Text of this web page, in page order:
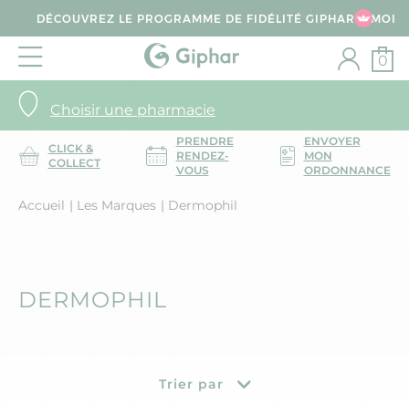
DÉCOUVREZ LE PROGRAMME DE FIDÉLITÉ GIPHAR & MOI
Choisir une pharmacie
0
CLICK &
COLLECT
PRENDRE
RENDEZ-
VOUS
ENVOYER
MON
ORDONNANCE
Accueil Les Marques Dermophil
DERMOPHIL
Trier par